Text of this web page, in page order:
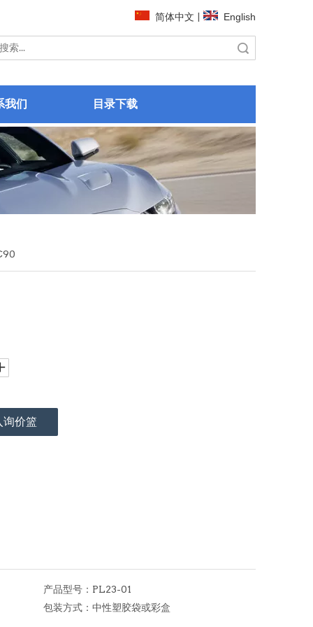
简体中文 English
我们 目录下载
询价篮
产品型号： PL23-01
包装方式： 中性塑胶袋或彩盒